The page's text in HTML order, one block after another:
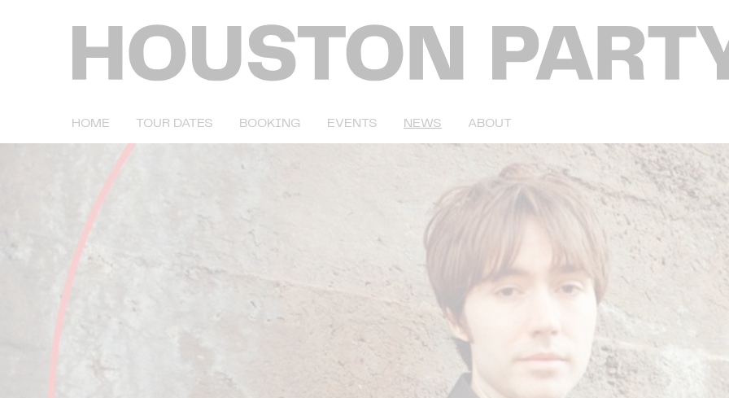
HOME TOUR DATES BOOKING EVENTS NEWS ABOUT